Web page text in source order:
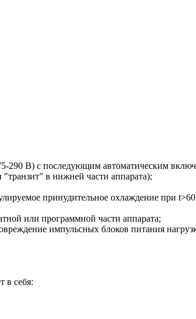
290 В) с последующим автоматическим
"транзит" в нижней части аппарата);
принудительное охлаждение при
или программной части аппарата;
импульсных блоков питания
в себя: